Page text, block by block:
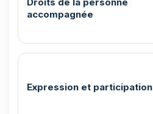
accompagnée
Expression et participation